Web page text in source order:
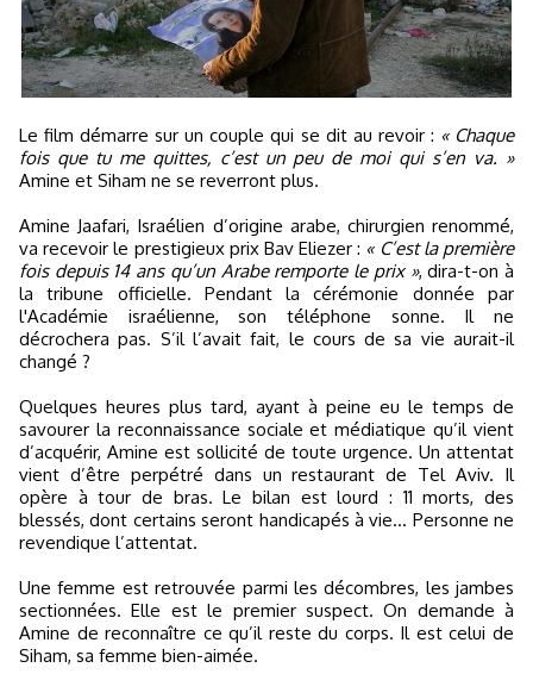
Le film démarre sur un couple qui se dit au revoir : « Chaque
fois que tu me quittes, c’est un peu de moi qui s’en va. »
Amine et Siham ne se reverront plus.
Amine Jaafari, Israélien d’origine arabe, chirurgien renommé,
va recevoir le prestigieux prix Bav Eliezer : « C’est la première
fois depuis 14 ans qu’un Arabe remporte le prix », dira-t-on à
la tribune officielle. Pendant la cérémonie donnée par
l'Académie israélienne, son téléphone sonne. Il ne
décrochera pas. S’il l’avait fait, le cours de sa vie aurait-il
changé ?
Quelques heures plus tard, ayant à peine eu le temps de
savourer la reconnaissance sociale et médiatique qu’il vient
d’acquérir, Amine est sollicité de toute urgence. Un attentat
vient d’être perpétré dans un restaurant de Tel Aviv. Il
opère à tour de bras. Le bilan est lourd : 11 morts, des
blessés, dont certains seront handicapés à vie… Personne ne
revendique l’attentat.
Une femme est retrouvée parmi les décombres, les jambes
sectionnées. Elle est le premier suspect. On demande à
Amine de reconnaître ce qu’il reste du corps. Il est celui de
Siham, sa femme bien-aimée.